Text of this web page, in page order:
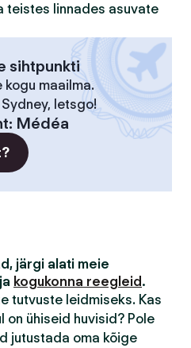
teistes linnades asuvate
sihtpunkti
kogu maailma.
letsgo!
: Médéa
järgi alati meie
ja kogukonna reegleid .
tutvuste leidmiseks. Kas
ühiseid huvisid? Pole
jutustada oma kõige